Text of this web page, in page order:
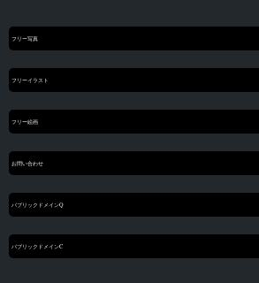
フリー写真
フリーイラスト
フリー絵画
お問い合わせ
パブリックドメインQ
パブリックドメインC